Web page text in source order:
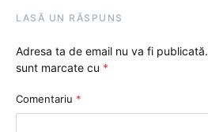
LASĂ UN RĂSPUNS
Adresa ta de email nu va fi publicată.
sunt marcate cu *
Comentariu *